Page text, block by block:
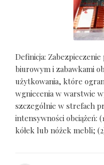
Definicja:
biurowym i zabawkami
użytkowania, które
wgniecenia w warstwie
szczególnie w strefach
intensywności obciążeń:
kółek lub nóżek mebli;